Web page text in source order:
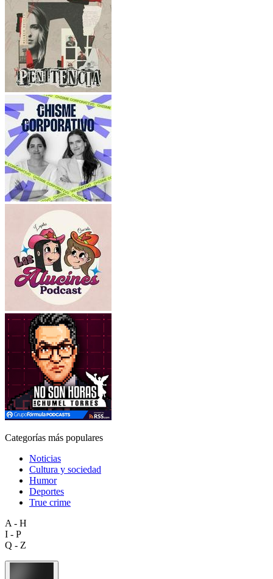
Categorías más populares
Noticias
Cultura y sociedad
Humor
Deportes
True crime
A - H
I - P
Q - Z